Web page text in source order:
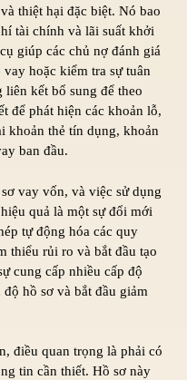
thiệt hại đặc biệt. Nó bao
tài chính và lãi suất khởi
giúp các chủ nợ đánh giá
hoặc kiểm tra sự tuân
kết bổ sung để theo
để phát hiện các khoản lỗ,
khoản thẻ tín dụng, khoản
ban đầu.
vay vốn, và việc sử dụng
quả là một sự đổi mới
tự động hóa các quy
thiểu rủi ro và bắt đầu tạo
cung cấp nhiều cấp độ
hồ sơ và bắt đầu giảm
điều quan trọng là phải có
tin cần thiết. Hồ sơ này